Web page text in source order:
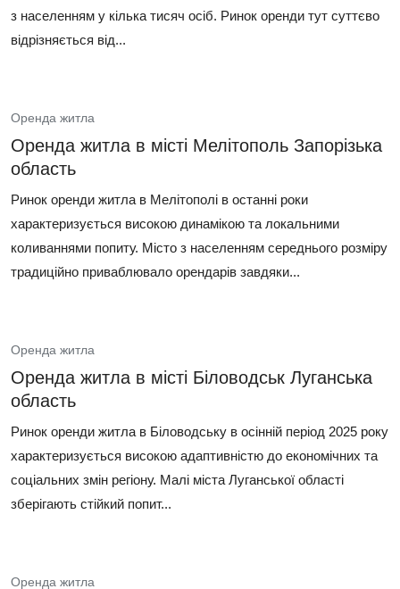
з населенням у кілька тисяч осіб. Ринок оренди тут суттєво
відрізняється від...
Оренда житла
Оренда житла в місті Мелітополь Запорізька
область
Ринок оренди житла в Мелітополі в останні роки
характеризується високою динамікою та локальними
коливаннями попиту. Місто з населенням середнього розміру
традиційно приваблювало орендарів завдяки...
Оренда житла
Оренда житла в місті Біловодськ Луганська
область
Ринок оренди житла в Біловодську в осінній період 2025 року
характеризується високою адаптивністю до економічних та
соціальних змін регіону. Малі міста Луганської області
зберігають стійкий попит...
Оренда житла